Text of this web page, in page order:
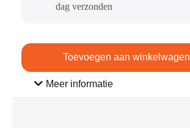
dag verzonden​
Toevoegen aan winkelwagen
Meer informatie